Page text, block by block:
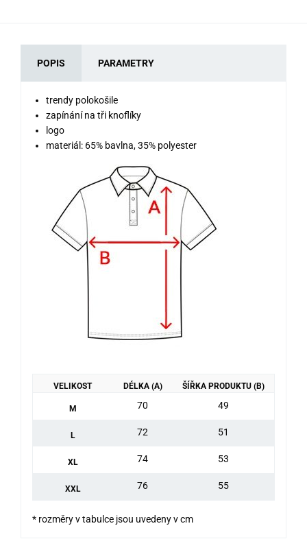
POPIS PARAMETRY
trendy polokošile
zapínání na tři knoflíky
logo
materiál: 65% bavlna, 35% polyester
VELIKOST DÉLKA (A) ŠÍŘKA PRODUKTU (B)
M 70 49
L 72 51
XL 74 53
XXL 76 55
* rozměry v tabulce jsou uvedeny v cm